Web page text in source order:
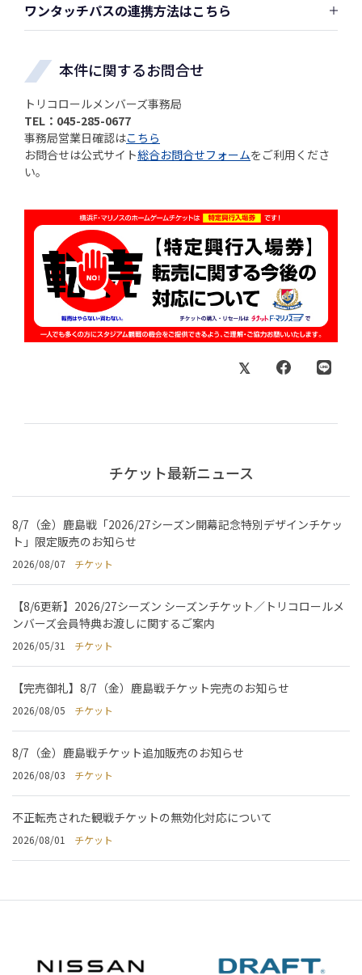
ワンタッチパスの連携方法はこちら
本件に関するお問合せ
トリコロールメンバーズ事務局
TEL：045-285-0677
事務局営業日確認はこちら
お問合せは公式サイト総合お問合せフォームをご利用くださ
い。
チケット最新ニュース
8/7（金）鹿島戦「2026/27シーズン開幕記念特別デザインチケッ
ト」限定販売のお知らせ
2026/08/07 チケット
【8/6更新】2026/27シーズン シーズンチケット／トリコロールメ
ンバーズ会員特典お渡しに関するご案内
2026/05/31 チケット
【完売御礼】8/7（金）鹿島戦チケット完売のお知らせ
2026/08/05 チケット
8/7（金）鹿島戦チケット追加販売のお知らせ
2026/08/03 チケット
不正転売された観戦チケットの無効化対応について
2026/08/01 チケット